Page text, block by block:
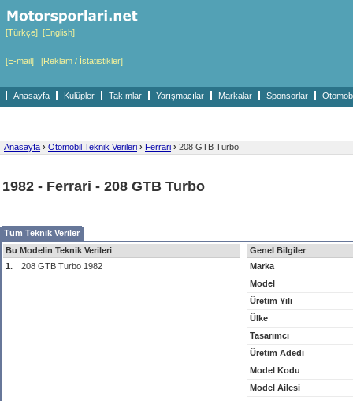
[Türkçe] [English]
[E-mail] [Reklam / İstatistikler]
Anasayfa Kulüpler Takımlar Yarışmacılar Markalar Sponsorlar
Anasayfa › Otomobil Teknik Verileri › Ferrari › 208 GTB Turbo
1982 - Ferrari - 208 GTB Turbo
Tüm Teknik Veriler
Bu Modelin Teknik Verileri
1.
208 GTB Turbo 1982
Genel Bilgiler
Marka
Model
Üretim Yılı
Ülke
Tasarımcı
Üretim Adedi
Model Kodu
Model Ailesi